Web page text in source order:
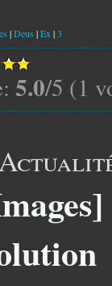
|Deus |Ex |3
5.0/5 (1